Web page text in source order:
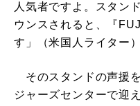
人気者ですよ。スタン
ウンスされると、『
す」（米国人ライター）
そのスタンドの声援
ジャーズセンターで迎